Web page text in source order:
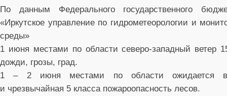
По данным Федерального государственного
«Иркутское управление по гидрометеорологии и
среды»
1 июня местами по области северо-западный ветер
дожди, грозы, град.
1 – 2 июня местами по области ожидается
и чрезвычайная 5 класса пожароопасность лесов.